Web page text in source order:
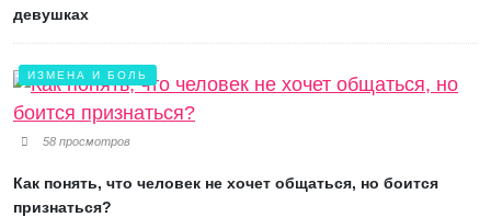
девушках
ИЗМЕНА И БОЛЬ
58 просмотров
Как понять, что человек не хочет общаться, но боится
признаться?